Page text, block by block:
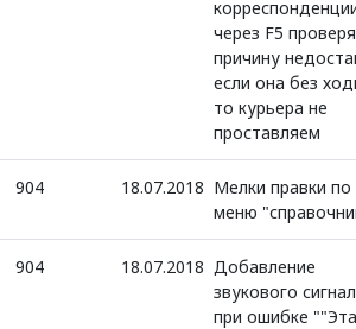
через F5
причину
если она без
то курьера не
проставляем
904 18.07.2018 Мелки правки по
меню
904 18.07.2018 Добавление
звукового
при ошибке ""Эта